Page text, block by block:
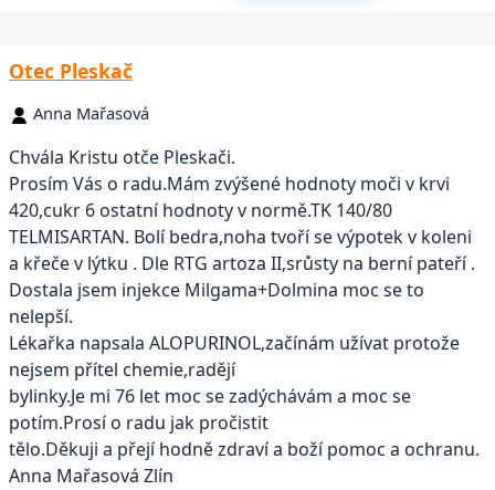
Otec Pleskač
Anna Mařasová
Chvála Kristu otče Pleskači.
Prosím Vás o radu.Mám zvýšené hodnoty moči v krvi
420,cukr 6 ostatní hodnoty v normě.TK 140/80
TELMISARTAN. Bolí bedra,noha tvoří se výpotek v koleni
a křeče v lýtku . Dle RTG artoza II,srůsty na berní pateří .
Dostala jsem injekce Milgama+Dolmina moc se to
nelepší.
Lékařka napsala ALOPURINOL,začínám užívat protože
nejsem přítel chemie,radějí
bylinky.Je mi 76 let moc se zadýchávám a moc se
potím.Prosí o radu jak pročistit
tělo.Děkuji a přejí hodně zdraví a boží pomoc a ochranu.
Anna Mařasová Zlín